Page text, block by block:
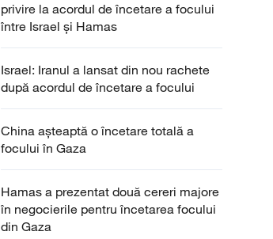
privire la acordul de încetare a focului
între Israel și Hamas
Israel: Iranul a lansat din nou rachete
după acordul de încetare a focului
China așteaptă o încetare totală a
focului în Gaza
Hamas a prezentat două cereri majore
în negocierile pentru încetarea focului
din Gaza